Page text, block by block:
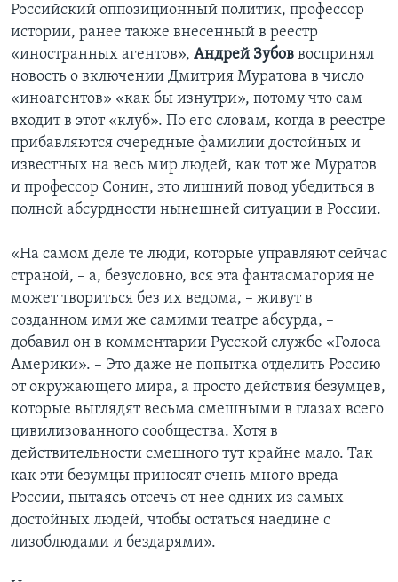
Российский оппозиционный политик, профессор
истории, ранее также внесенный в реестр
«иностранных агентов», Андрей Зубов воспринял
новость о включении Дмитрия Муратова в число
«иноагентов» «как бы изнутри», потому что сам
входит в этот «клуб». По его словам, когда в реестре
прибавляются очередные фамилии достойных и
известных на весь мир людей, как тот же Муратов
и профессор Сонин, это лишний повод убедиться в
полной абсурдности нынешней ситуации в России.
«На самом деле те люди, которые управляют сейчас
страной, – а, безусловно, вся эта фантасмагория не
может твориться без их ведома, – живут в
созданном ими же самими театре абсурда, –
добавил он в комментарии Русской службе «Голоса
Америки». – Это даже не попытка отделить Россию
от окружающего мира, а просто действия безумцев,
которые выглядят весьма смешными в глазах всего
цивилизованного сообщества. Хотя в
действительности смешного тут крайне мало. Так
как эти безумцы приносят очень много вреда
России, пытаясь отсечь от нее одних из самых
достойных людей, чтобы остаться наедине с
лизоблюдами и бездарями».